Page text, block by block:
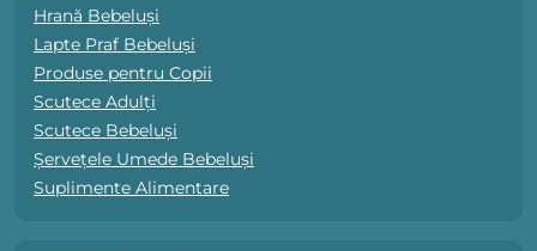
Hrană Bebeluși
Lapte Praf Bebeluși
Produse pentru Copii
Scutece Adulți
Scutece Bebeluși
Șervețele Umede Bebeluși
Suplimente Alimentare